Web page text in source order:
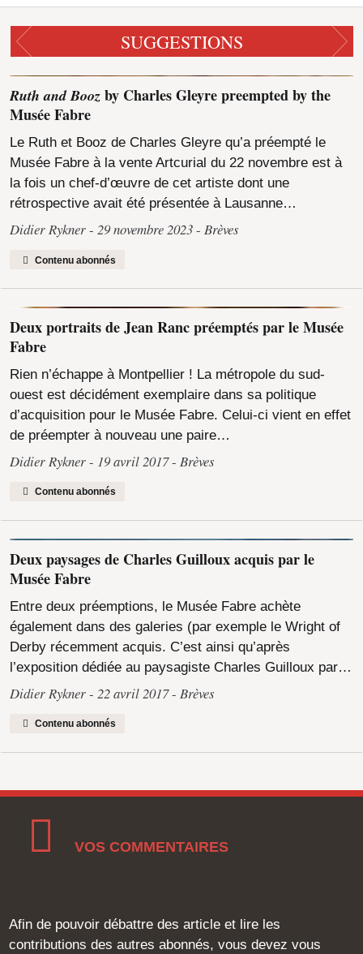
SUGGESTIONS
Ruth and Boozby Charles Gleyre preempted by the
Musée Fabre
Le Ruth et Booz de Charles Gleyre qu’a préempté le
Musée Fabre à la vente Artcurial du 22 novembre est à
la fois un chef-d’œuvre de cet artiste dont une
rétrospective avait été présentée à Lausanne…
Didier Rykner 29 novembre 2023 Brèves
Contenu abonnés
Deux portraits de Jean Ranc préemptés par le Musée
Fabre
Rien n’échappe à Montpellier ! La métropole du sud-
ouest est décidément exemplaire dans sa politique
d’acquisition pour le Musée Fabre. Celui-ci vient en effet
de préempter à nouveau une paire…
Didier Rykner 19 avril 2017 Brèves
Contenu abonnés
Deux paysages de Charles Guilloux acquis par le
Musée Fabre
Entre deux préemptions, le Musée Fabre achète
également dans des galeries (par exemple le Wright of
Derby récemment acquis. C’est ainsi qu’après
l’exposition dédiée au paysagiste Charles Guilloux par…
Didier Rykner 22 avril 2017 Brèves
Contenu abonnés
VOS COMMENTAIRES
Afin de pouvoir débattre des article et lire les
contributions des autres abonnés, vous devez vous